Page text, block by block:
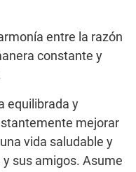
entre la razón
constante y
equilibrada y
mejorar
vida saludable y
sus amigos. Asume